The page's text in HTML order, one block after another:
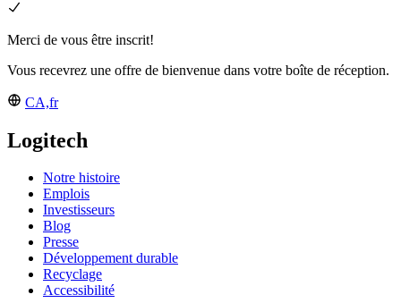
Merci de vous être inscrit!
Vous recevrez une offre de bienvenue dans votre boîte de réception.
CA,fr
Logitech
Notre histoire
Emplois
Investisseurs
Blog
Presse
Développement durable
Recyclage
Accessibilité